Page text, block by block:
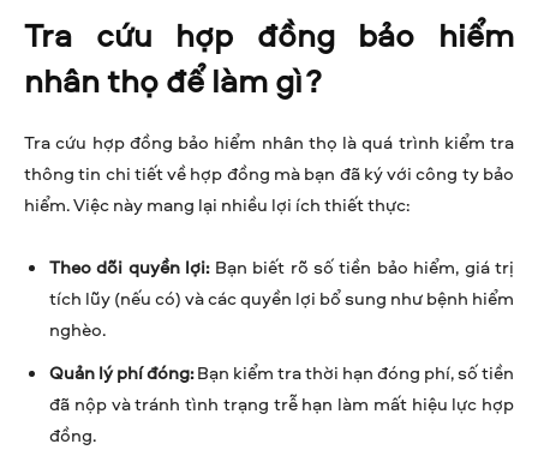
Tra cứu hợp đồng bảo hiểm
nhân thọ để làm gì?
Tra cứu hợp đồng bảo hiểm nhân thọ là quá trình kiểm tra
thông tin chi tiết về hợp đồng mà bạn đã ký với công ty bảo
hiểm. Việc này mang lại nhiều lợi ích thiết thực:
Theo dõi quyền lợi:Bạn biết rõ số tiền bảo hiểm, giá trị
tích lũy (nếu có) và các quyền lợi bổ sung như bệnh hiểm
nghèo.
Quản lý phí đóng:Bạn kiểm tra thời hạn đóng phí, số tiền
đã nộp và tránh tình trạng trễ hạn làm mất hiệu lực hợp
đồng.